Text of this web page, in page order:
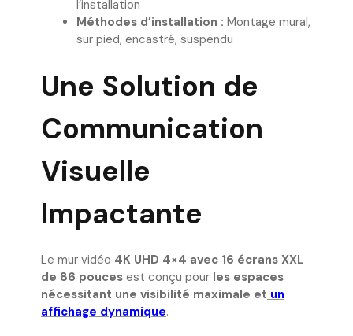
l’installation
Méthodes d’installation : Montage mural,
sur pied, encastré, suspendu
Une Solution de
Communication
Visuelle
Impactante
Le mur vidéo 4K UHD 4×4 avec 16 écrans XXL
de 86 pouces est conçu pour les espaces
nécessitant une visibilité maximale et un
affichage dynamique.